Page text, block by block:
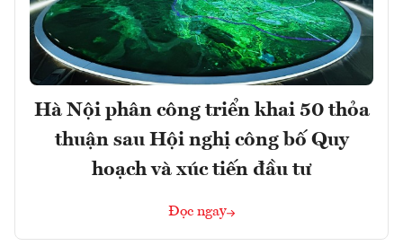
Hà Nội phân công triển khai 50 thỏa
thuận sau Hội nghị công bố Quy
hoạch và xúc tiến đầu tư
Đọc ngay